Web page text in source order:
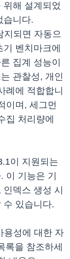
위해 설계되었
습니다.
지되면 자동으
벤치마크에
집계 성능이
관찰성, 개인
례에 적합합니
이며, 세그먼
집 처리량에
이 지원되는
이 기능은 기
덱스 생성 시
수 있습니다.
용성에 대한 자
록을 참조하세